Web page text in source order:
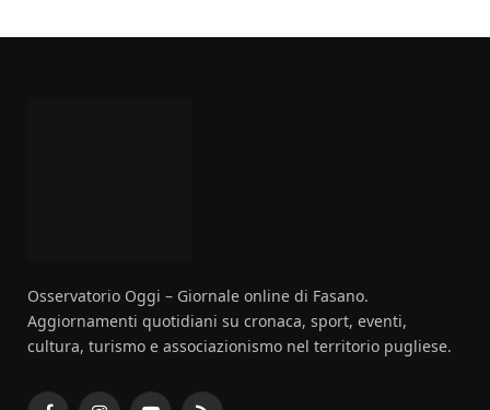
Osservatorio Oggi – Giornale online di Fasano.
Aggiornamenti quotidiani su cronaca, sport, eventi,
cultura, turismo e associazionismo nel territorio pugliese.